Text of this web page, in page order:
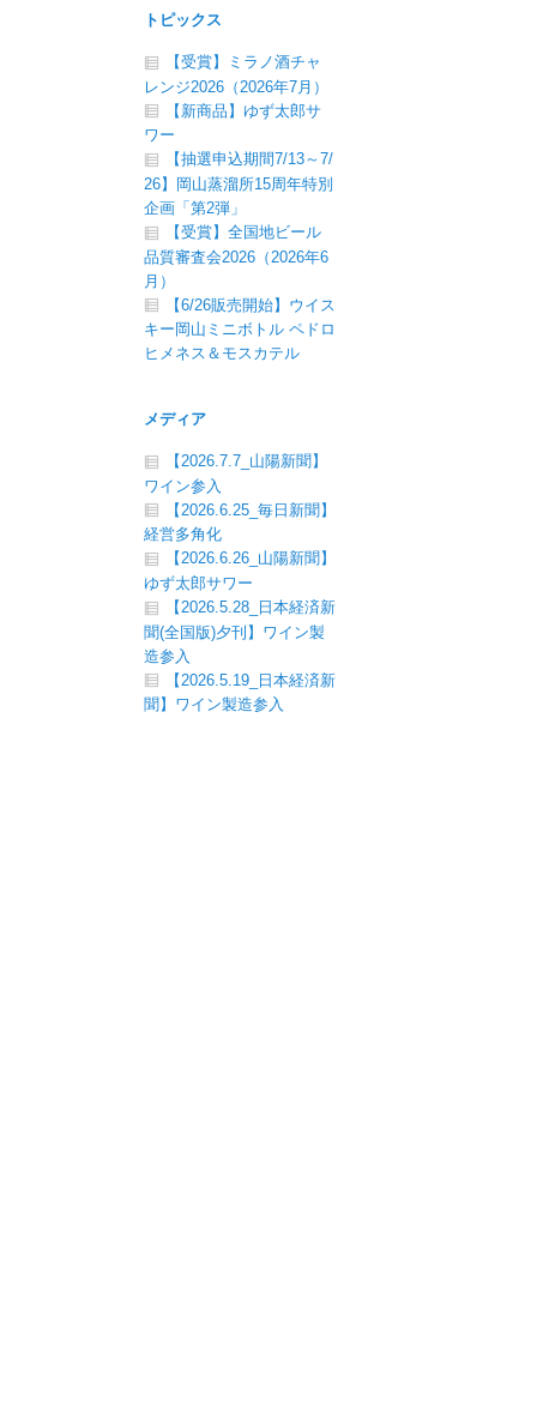
トピックス
【受賞】ミラノ酒チャ
レンジ2026（2026年7月）
【新商品】ゆず太郎サ
ワー
【抽選申込期間7/13～7/
26】岡山蒸溜所15周年特別
企画「第2弾」
【受賞】全国地ビール
品質審査会2026（2026年6
月）
【6/26販売開始】ウイス
キー岡山ミニボトル ペドロ
ヒメネス＆モスカテル
メディア
【2026.7.7_山陽新聞】
ワイン参入
【2026.6.25_毎日新聞】
経営多角化
【2026.6.26_山陽新聞】
ゆず太郎サワー
【2026.5.28_日本経済新
聞(全国版)夕刊】ワイン製
造参入
【2026.5.19_日本経済新
聞】ワイン製造参入